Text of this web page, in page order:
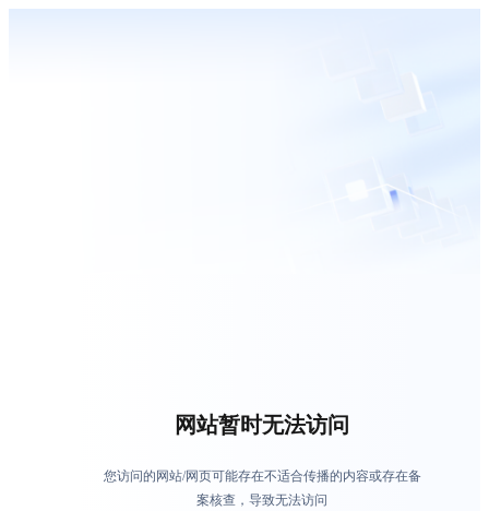
网站暂时无法访问
您访问的网站/网页可能存在不适合传播的内容或存在备
案核查，导致无法访问